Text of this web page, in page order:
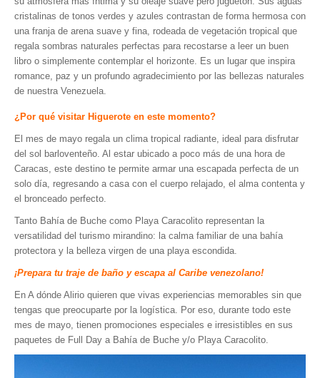
cristalinas de tonos verdes y azules contrastan de forma hermosa con
una franja de arena suave y fina, rodeada de vegetación tropical que
regala sombras naturales perfectas para recostarse a leer un buen
libro o simplemente contemplar el horizonte. Es un lugar que inspira
romance, paz y un profundo agradecimiento por las bellezas naturales
de nuestra Venezuela.
¿Por qué visitar Higuerote en este momento?
El mes de mayo regala un clima tropical radiante, ideal para disfrutar
del sol barloventeño. Al estar ubicado a poco más de una hora de
Caracas, este destino te permite armar una escapada perfecta de un
solo día, regresando a casa con el cuerpo relajado, el alma contenta y
el bronceado perfecto.
Tanto Bahía de Buche como Playa Caracolito representan la
versatilidad del turismo mirandino: la calma familiar de una bahía
protectora y la belleza virgen de una playa escondida.
¡Prepara tu traje de baño y escapa al Caribe venezolano!
En A dónde Alirio quieren que vivas experiencias memorables sin que
tengas que preocuparte por la logística. Por eso, durante todo este
mes de mayo, tienen promociones especiales e irresistibles en sus
paquetes de Full Day a Bahía de Buche y/o Playa Caracolito.